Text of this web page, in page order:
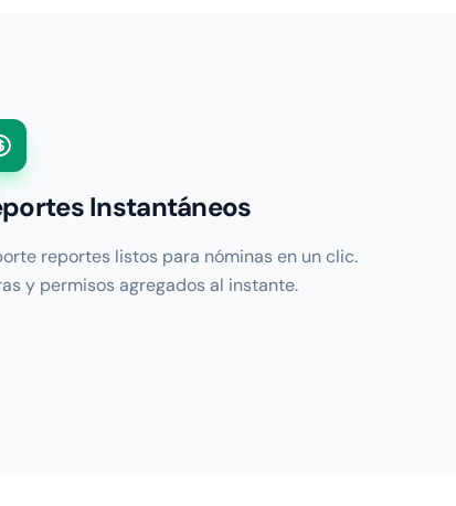
Instantáneos
reportes listos para nóminas en un clic.
y permisos agregados al instante.